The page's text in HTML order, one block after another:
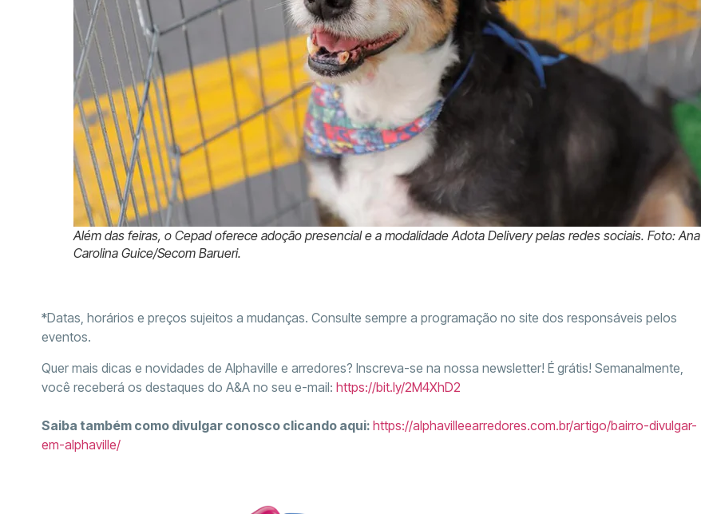
Além das feiras, o Cepad oferece adoção presencial e a modalidade Adota Delivery pelas redes sociais. Foto: Ana
Carolina Guice/Secom Barueri.
*Datas, horários e preços sujeitos a mudanças. Consulte sempre a programação no site dos responsáveis pelos
eventos.
Quer mais dicas e novidades de Alphaville e arredores? Inscreva-se na nossa newsletter! É grátis! Semanalmente,
você receberá os destaques do A&A no seu e-mail: https://bit.ly/2M4XhD2
Saiba também como divulgar conosco clicando aqui: https://alphavilleearredores.com.br/artigo/bairro-divulgar-
em-alphaville/